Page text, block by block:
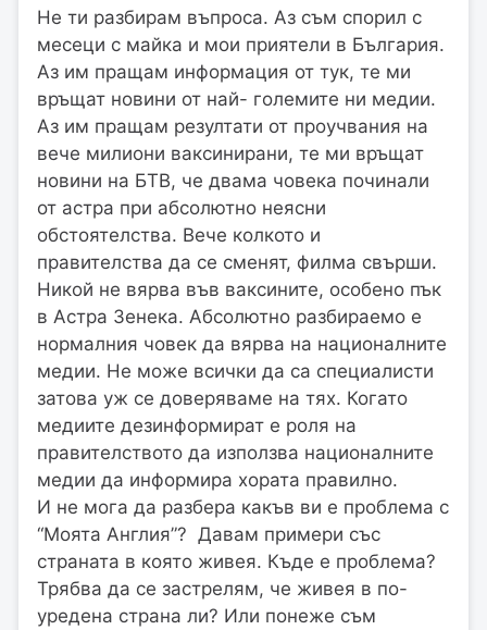
Не ти разбирам въпроса. Аз съм спорил с
месеци с майка и мои приятели в България.
Аз им пращам информация от тук, те ми
връщат новини от най- големите ни медии.
Аз им пращам резултати от проучвания на
вече милиони ваксинирани, те ми връщат
новини на БТВ, че двама човека починали
от астра при абсолютно неясни
обстоятелства. Вече колкото и
правителства да се сменят, филма свърши.
Никой не вярва във ваксините, особено пък
в Астра Зенека. Абсолютно разбираемо е
нормалния човек да вярва на националните
медии. Не може всички да са специалисти
затова уж се доверяваме на тях. Когато
медиите дезинформират е роля на
правителството да използва националните
медии да информира хората правилно.
И не мога да разбера какъв ви е проблема с
“Моята Англия”? Давам примери със
страната в която живея. Къде е проблема?
Трябва да се застрелям, че живея в по-
уредена страна ли? Или понеже съм